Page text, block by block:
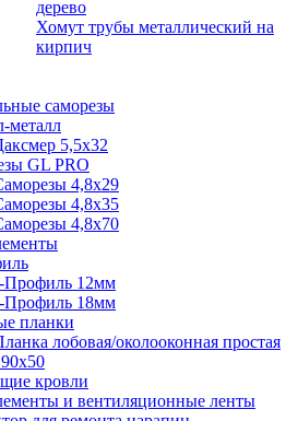
дерево
Хомут трубы металлический на
кирпич
саморезы
металл
5,5х32
GL PRO
4,8х29
4,8х35
4,8х70
Профиль 12мм
Профиль 18мм
планки
лобовая/околооконная простая
кровли
и вентиляционные ленты